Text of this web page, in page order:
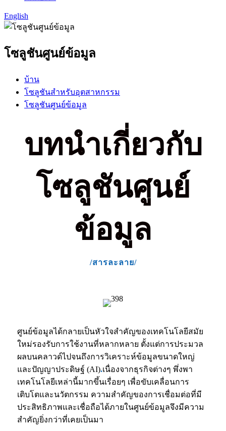
English
โซลูชันศูนย์ข้อมูล
บ้าน
โซลูชันสำหรับอุตสาหกรรม
โซลูชันศูนย์ข้อมูล
บทนำเกี่ยวกับ
โซลูชันศูนย์
ข้อมูล
/สารละลาย/
ศูนย์ข้อมูลได้กลายเป็นหัวใจสำคัญของเทคโนโลยีสมัย
ใหม่รองรับการใช้งานที่หลากหลาย ตั้งแต่การประมวล
ผลบนคลาวด์ไปจนถึงการวิเคราะห์ข้อมูลขนาดใหญ่
และปัญญาประดิษฐ์ (AI).เนื่องจากธุรกิจต่างๆ พึ่งพา
เทคโนโลยีเหล่านี้มากขึ้นเรื่อยๆ เพื่อขับเคลื่อนการ
เติบโตและนวัตกรรม ความสำคัญของการเชื่อมต่อที่มี
ประสิทธิภาพและเชื่อถือได้ภายในศูนย์ข้อมูลจึงมีความ
สำคัญยิ่งกว่าที่เคยเป็นมา